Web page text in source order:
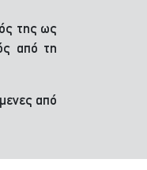
της ως
από τη
από